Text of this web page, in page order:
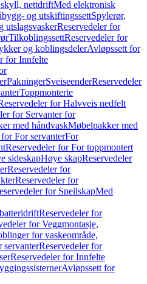
nettdriftMed elektronisk
og utskiftingssettSpylerør,
utslagsvaskerReservedeler for
TilkoblingssettReservedeler for
og koblingsdelerAvløpssett for
for Innfelte
PakningerSveiseenderReservedeler
Toppmonterte
for Halvveis nedfelt
for Servanter for
med håndvaskMøbelpakker med
For servanterFor
Reservedeler for For toppmontert
sideskapHøye skapReservedeler
Reservedeler for
Reservedeler for
for SpeilskapMed
Reservedeler for
for Veggmontasje,
for vaskeområde,
servanterReservedeler for
Reservedeler for Innfelte
Avløpssett for